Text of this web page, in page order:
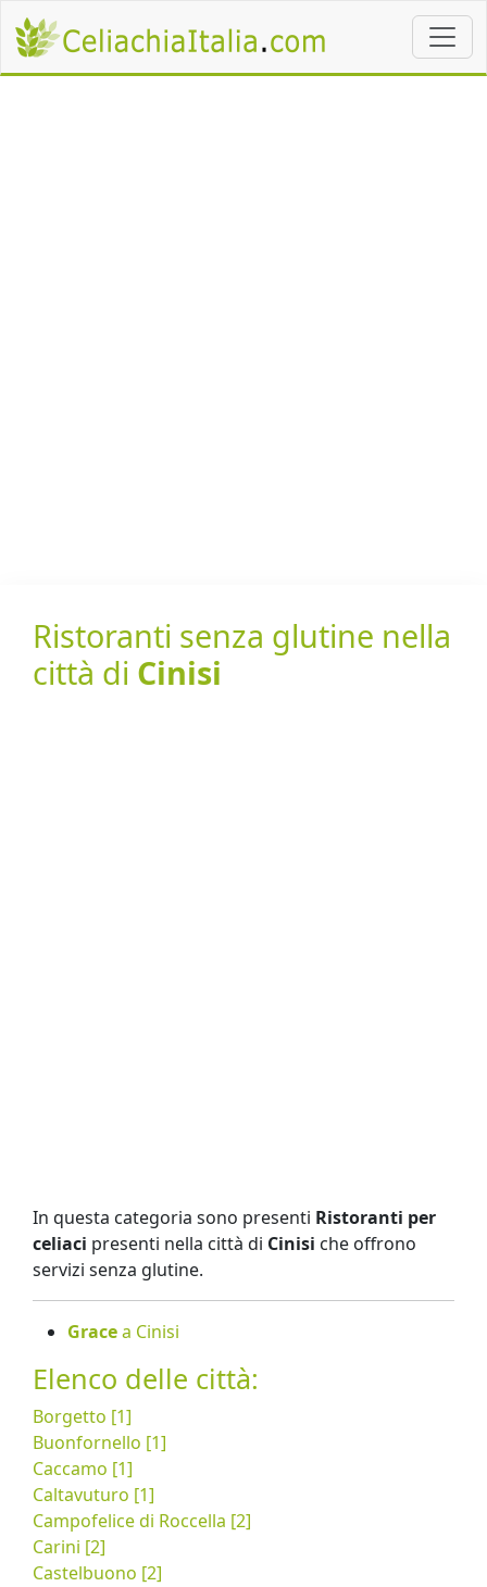
Ristoranti senza glutine nella
città di Cinisi
In questa categoria sono presenti Ristoranti per
celiaci presenti nella città di Cinisi che offrono
servizi senza glutine.
Gracea Cinisi
Elenco delle città:
Borgetto [1]
Buonfornello [1]
Caccamo [1]
Caltavuturo [1]
Campofelice di Roccella [2]
Carini [2]
Castelbuono [2]